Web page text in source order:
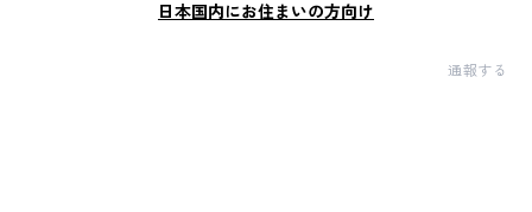
日本国内にお住まいの方向け
通報する